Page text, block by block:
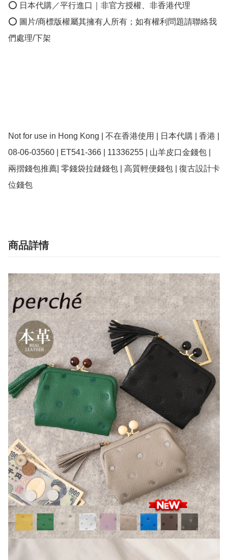
⭕ 日本代購／平行進口｜非官方授權、非香港代理
⭕ 圖片/商標版權屬其擁有人所有；如有權利問題請聯絡我
們處理/下架
Not for use in Hong Kong | 不在香港使用 | 日本代購 | 香港 |
08-06-03560 | ET541-366 | 11336255 | 山羊皮口金錢包 |
兩摺錢包推薦| 零錢袋拉鏈錢包 | 高質輕便錢包 | 復古設計卡
位錢包
商品詳情